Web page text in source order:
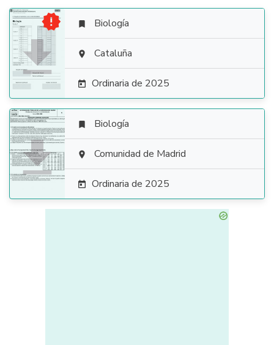

  Biología
 Cataluña
 Ordinaria de 2025

 Biología
 Comunidad de Madrid
 Ordinaria de 2025